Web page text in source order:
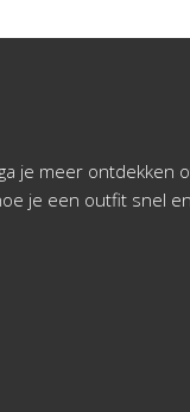
je meer ontdekken
je een outfit snel